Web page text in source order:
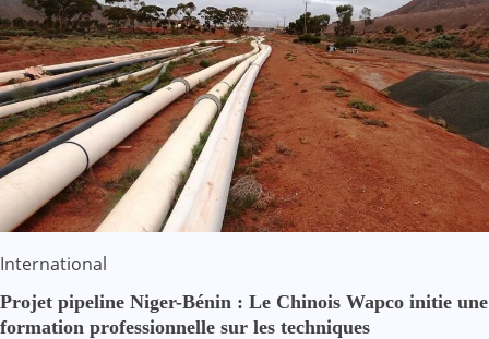
International
Projet pipeline Niger-Bénin : Le Chinois Wapco initie une
formation professionnelle sur les techniques